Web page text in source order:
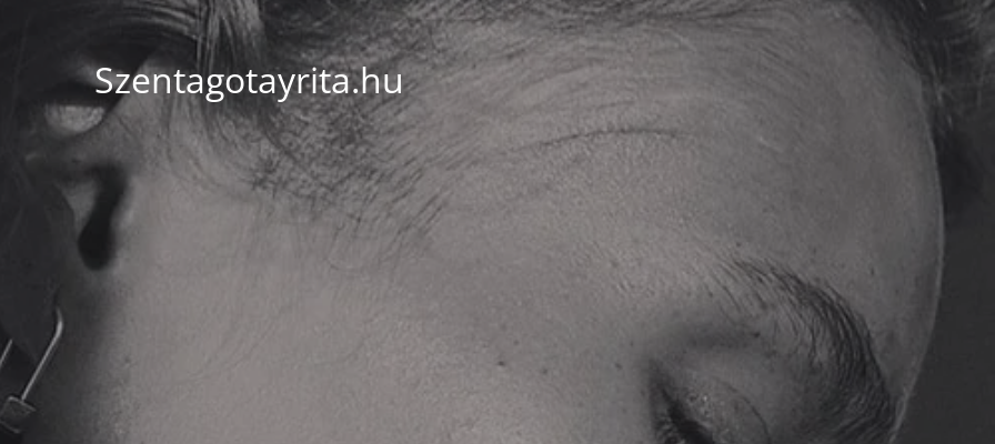
Szentagotayrita.hu